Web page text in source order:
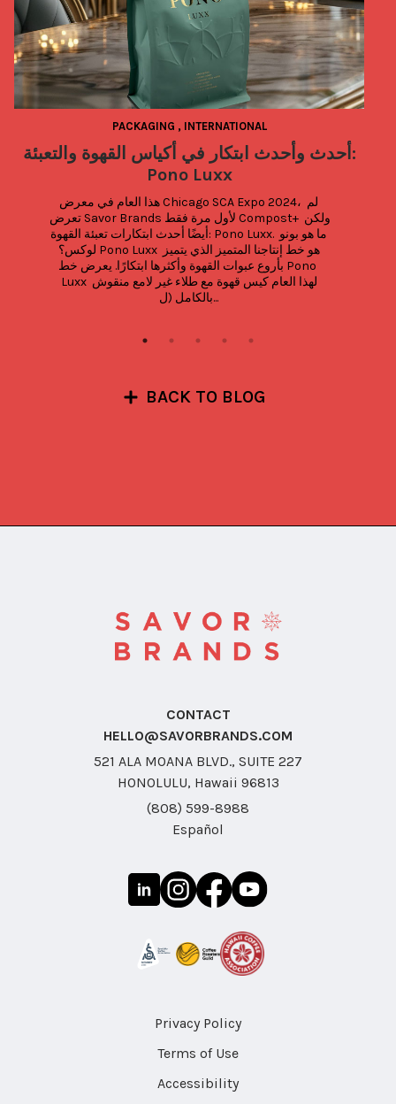
PACKAGING , INTERNATIONAL
أحدث وأحدث ابتكار في أكياس القهوة والتعبئة:
Pono Luxx
هذا العام في معرض Chicago SCA Expo 2024، لم
تعرض Savor Brands لأول مرة فقط Compost+ ولكن
أيضًا أحدث ابتكارات تعبئة القهوة: Pono Luxx. ما هو بونو
لوكس؟ Pono Luxx هو خط إنتاجنا المتميز الذي يتميز
بأروع عبوات القهوة وأكثرها ابتكارًا. يعرض خط Pono
Luxx لهذا العام كيس قهوة مع طلاء غير لامع منقوش
بالكامل (ل...
BACK TO BLOG
CONTACT
HELLO@SAVORBRANDS.COM
521 ALA MOANA BLVD., SUITE 227
HONOLULU, Hawaii 96813
(808) 599-8988
Español
Privacy Policy
Terms of Use
Accessibility